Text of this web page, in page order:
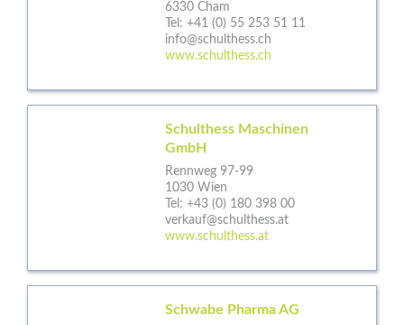
6330 Cham
Tel: +41 (0) 55 253 51 11
info@schulthess.ch
www.schulthess.ch
Schulthess Maschinen
GmbH
Rennweg 97-99
1030 Wien
Tel: +43 (0) 180 398 00
verkauf@schulthess.at
www.schulthess.at
Schwabe Pharma AG